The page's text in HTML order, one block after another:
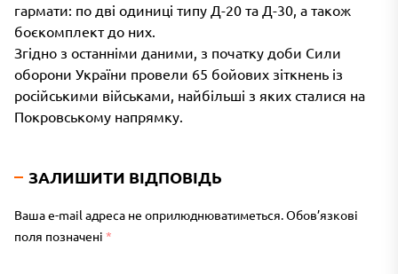
гармати: по дві одиниці типу Д-20 та Д-30, а також
боєкомплект до них.
Згідно з останніми даними, з початку доби Сили
оборони України провели 65 бойових зіткнень із
російськими військами, найбільші з яких сталися на
Покровському напрямку.
ЗАЛИШИТИ ВІДПОВІДЬ
Ваша e-mail адреса не оприлюднюватиметься.Обов’язкові
поля позначені *